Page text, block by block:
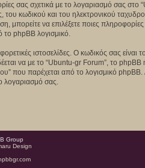
σας σχετικά με το λογαριασμό σας
κωδικού και του ηλεκτρονικού
μπορείτε να επιλέξετε ποιες
το phpBB λογισμικό.
ιστοσελίδες. Ο κωδικός σας
να με το “Ubuntu-gr Forum”, το
που παρέχεται από το λογισμικό
λογαριασμό σας.
Group
Design